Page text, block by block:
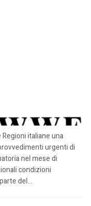
italiane una
urgenti di
nel mese di
condizioni
del...